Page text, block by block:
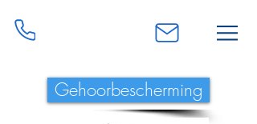
Gehoorbescherming